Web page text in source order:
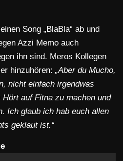
Song „BlaBla“ ab und
Azzi Memo auch
ihn sind. Meros Kollegen
hinzuhören: „Aber du Mucho,
nicht einfach irgendwas
auf Fitna zu machen und
Ich glaub ich hab euch allen
geklaut ist.“